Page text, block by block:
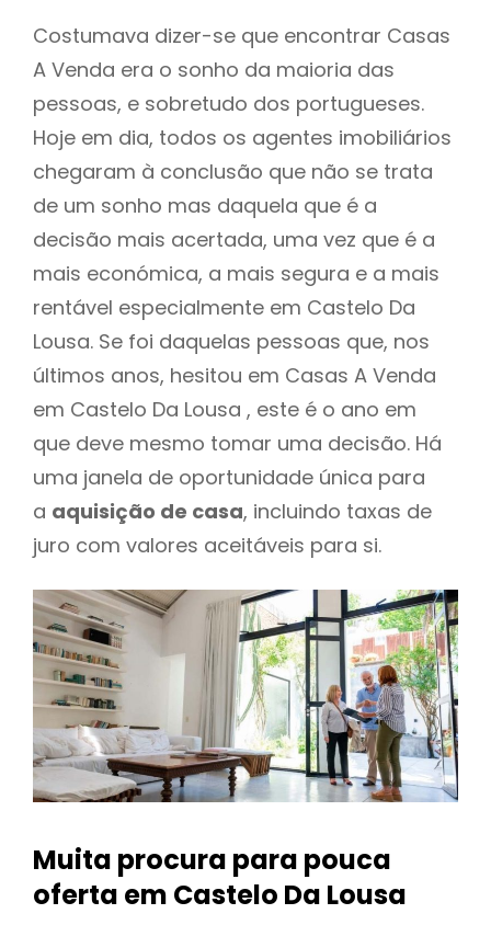
Costumava dizer-se que encontrar Casas
A Venda era o sonho da maioria das
pessoas, e sobretudo dos portugueses.
Hoje em dia, todos os agentes imobiliários
chegaram à conclusão que não se trata
de um sonho mas daquela que é a
decisão mais acertada, uma vez que é a
mais económica, a mais segura e a mais
rentável especialmente em Castelo Da
Lousa. Se foi daquelas pessoas que, nos
últimos anos, hesitou em Casas A Venda
em Castelo Da Lousa , este é o ano em
que deve mesmo tomar uma decisão. Há
uma janela de oportunidade única para
a aquisição de casa, incluindo taxas de
juro com valores aceitáveis para si.
Muita procura para pouca
oferta em Castelo Da Lousa